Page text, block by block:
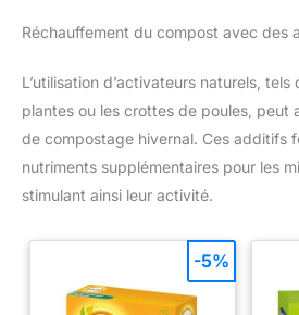
Réchauffement du compost avec des
L’utilisation d’activateurs naturels,
plantes ou les crottes de poules, peut
de compostage hivernal. Ces additifs
nutriments supplémentaires pour les
stimulant ainsi leur activité.
-5%